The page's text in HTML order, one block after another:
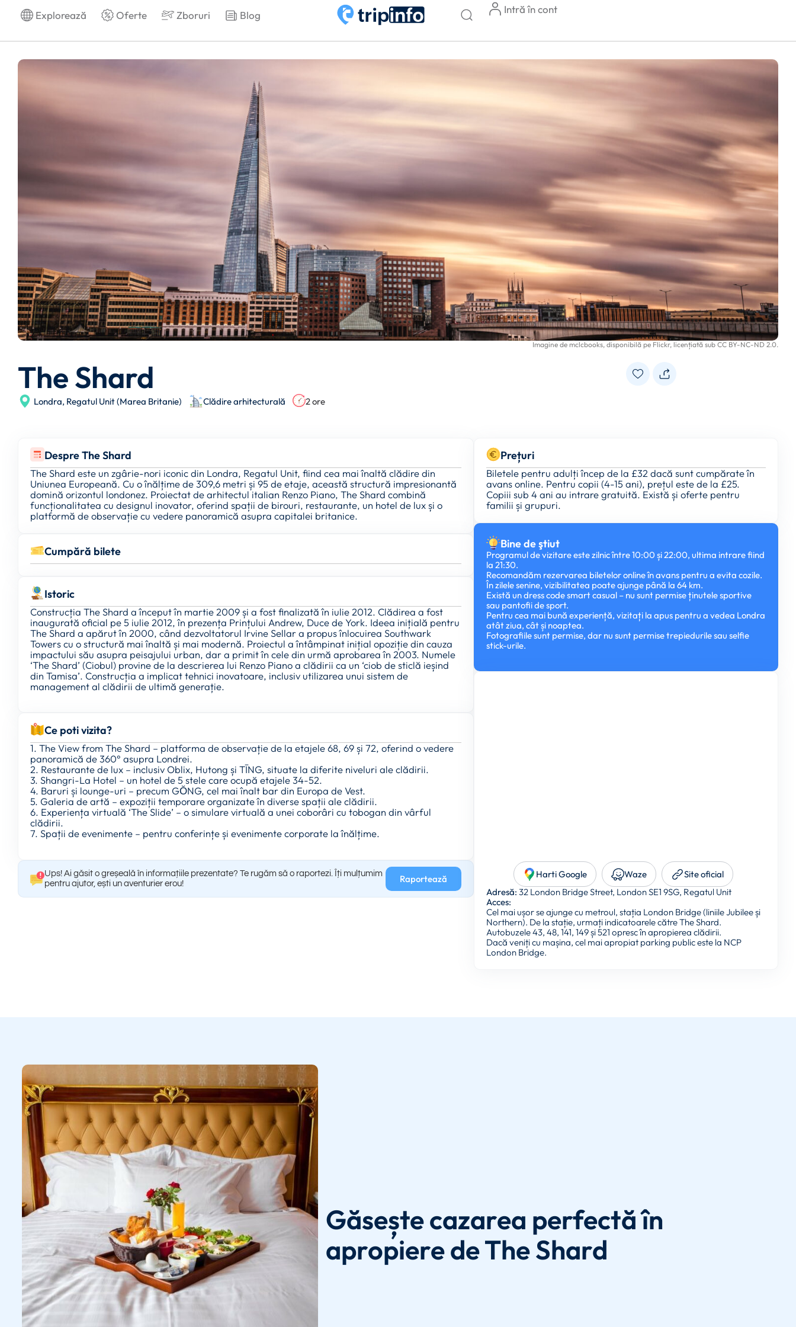
Explorează Oferte Zboruri Blog Intră în cont
Imagine de mclcbooks, disponibilă pe Flickr, licențiată sub CC BY-NC-ND 2.0.
The Shard
Londra, Regatul Unit (Marea Britanie) Clădire arhitecturală 2 ore
Despre The Shard
The Shard este un zgârie-nori iconic din Londra, Regatul Unit, fiind cea mai înaltă clădire din
Uniunea Europeană. Cu o înălțime de 309,6 metri și 95 de etaje, această structură impresionantă
domină orizontul londonez. Proiectat de arhitectul italian Renzo Piano, The Shard combină
funcționalitatea cu designul inovator, oferind spații de birouri, restaurante, un hotel de lux și o
platformă de observație cu vedere panoramică asupra capitalei britanice.
Cumpără bilete
Istoric
Construcția The Shard a început în martie 2009 și a fost finalizată în iulie 2012. Clădirea a fost
inaugurată oficial pe 5 iulie 2012, în prezența Prințului Andrew, Duce de York. Ideea inițială pentru
The Shard a apărut în 2000, când dezvoltatorul Irvine Sellar a propus înlocuirea Southwark
Towers cu o structură mai înaltă și mai modernă. Proiectul a întâmpinat inițial opoziție din cauza
impactului său asupra peisajului urban, dar a primit în cele din urmă aprobarea în 2003. Numele
‘The Shard’ (Ciobul) provine de la descrierea lui Renzo Piano a clădirii ca un ‘ciob de sticlă ieșind
din Tamisa’. Construcția a implicat tehnici inovatoare, inclusiv utilizarea unui sistem de
management al clădirii de ultimă generație.
Ce poti vizita?
1. The View from The Shard – platforma de observație de la etajele 68, 69 și 72, oferind o vedere
panoramică de 360° asupra Londrei.
2. Restaurante de lux – inclusiv Oblix, Hutong și TĪNG, situate la diferite niveluri ale clădirii.
3. Shangri-La Hotel – un hotel de 5 stele care ocupă etajele 34-52.
4. Baruri și lounge-uri – precum GŎNG, cel mai înalt bar din Europa de Vest.
5. Galeria de artă – expoziții temporare organizate în diverse spații ale clădirii.
6. Experiența virtuală ‘The Slide’ – o simulare virtuală a unei coborâri cu tobogan din vârful
clădirii.
7. Spații de evenimente – pentru conferințe și evenimente corporate la înălțime.
Ups! Ai găsit o greșeală în informațiile prezentate? Te rugăm să o raportezi. Îți mulțumim
pentru ajutor, ești un aventurier erou!
Raportează
Prețuri
Biletele pentru adulți încep de la £32 dacă sunt cumpărate în
avans online. Pentru copii (4-15 ani), prețul este de la £25.
Copiii sub 4 ani au intrare gratuită. Există și oferte pentru
familii și grupuri.
Bine de ştiut
Programul de vizitare este zilnic între 10:00 și 22:00, ultima intrare fiind
la 21:30.
Recomandăm rezervarea biletelor online în avans pentru a evita cozile.
În zilele senine, vizibilitatea poate ajunge până la 64 km.
Există un dress code smart casual – nu sunt permise ținutele sportive
sau pantofii de sport.
Pentru cea mai bună experiență, vizitați la apus pentru a vedea Londra
atât ziua, cât și noaptea.
Fotografiile sunt permise, dar nu sunt permise trepiedurile sau selfie
stick-urile.
Harti Google Waze
Site oficial
Adresă: 32 London Bridge Street, London SE1 9SG, Regatul Unit
Acces:
Cel mai ușor se ajunge cu metroul, stația London Bridge (liniile Jubilee și
Northern). De la stație, urmați indicatoarele către The Shard.
Autobuzele 43, 48, 141, 149 și 521 opresc în apropierea clădirii.
Dacă veniți cu mașina, cel mai apropiat parking public este la NCP
London Bridge.
Găsește cazarea perfectă în
apropiere de The Shard